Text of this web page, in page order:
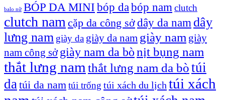
balo nữ BÓP DA MINI bóp dabóp nam clutch
clutch nam cặp da công sởdây da nam dây
lưng nam giày da giày da nam giày nam giày
nam công sở giày nam da bònịt bụng nam
thắt lưng nam thắt lưng nam da bòtúi
datúi da namtúi trống túi xách du lịch túi xách